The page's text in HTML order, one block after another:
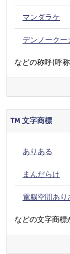
マンダラケ
デンノークー
などの称呼(呼
文字商標
ありある
まんだらけ
電脳空間あり
などの文字商標